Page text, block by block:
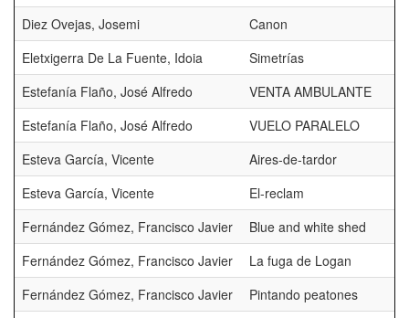
Diez Ovejas, Josemi
Canon
Eletxigerra De La Fuente, Idoia
Simetrías
Estefanía Flaño, José Alfredo
VENTA AMBULANTE
Estefanía Flaño, José Alfredo
VUELO PARALELO
Esteva García, Vicente
Aires-de-tardor
Esteva García, Vicente
El-reclam
Fernández Gómez, Francisco Javier
Blue and white shed
Fernández Gómez, Francisco Javier
La fuga de Logan
Fernández Gómez, Francisco Javier
Pintando peatones